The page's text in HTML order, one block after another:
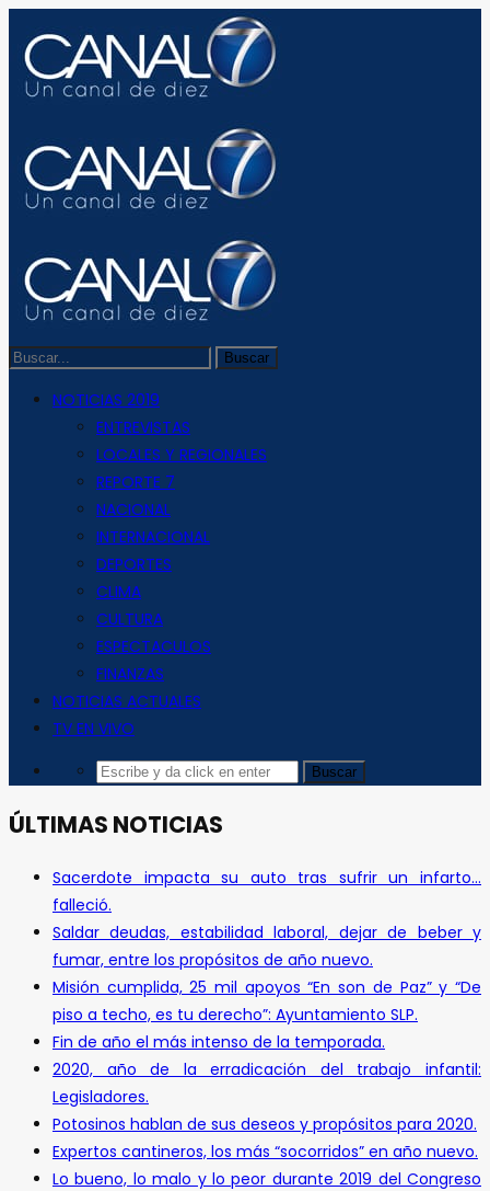
NOTICIAS 2019
ENTREVISTAS
LOCALES Y REGIONALES
REPORTE 7
NACIONAL
INTERNACIONAL
DEPORTES
CLIMA
CULTURA
ESPECTACULOS
FINANZAS
NOTICIAS ACTUALES
TV EN VIVO
ÚLTIMAS NOTICIAS
Sacerdote impacta su auto tras sufrir un infarto…
falleció.
Saldar deudas, estabilidad laboral, dejar de beber y
fumar, entre los propósitos de año nuevo.
Misión cumplida, 25 mil apoyos “En son de Paz” y “De
piso a techo, es tu derecho”: Ayuntamiento SLP.
Fin de año el más intenso de la temporada.
2020, año de la erradicación del trabajo infantil:
Legisladores.
Potosinos hablan de sus deseos y propósitos para 2020.
Expertos cantineros, los más “socorridos” en año nuevo.
Lo bueno, lo malo y lo peor durante 2019 del Congreso